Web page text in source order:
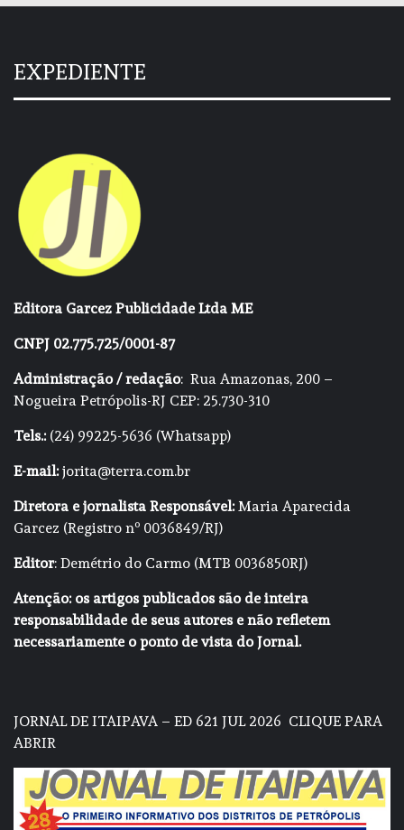
EXPEDIENTE
Editora Garcez Publicidade Ltda ME
CNPJ 02.775.725/0001-87
Administração / redação: Rua Amazonas, 200 –
Nogueira Petrópolis-RJ CEP: 25.730-310
Tels.:(24) 99225-5636 (Whatsapp)
E-mail:jorita@terra.com.br
Diretora e jornalista Responsável:Maria Aparecida
Garcez (Registro nº 0036849/RJ)
Editor: Demétrio do Carmo (MTB 0036850RJ)
Atenção: os artigos publicados são de inteira
responsabilidade de seus autores e não refletem
necessariamente o ponto de vista do Jornal.
JORNAL DE ITAIPAVA – ED 621 JUL 2026 CLIQUE PARA
ABRIR